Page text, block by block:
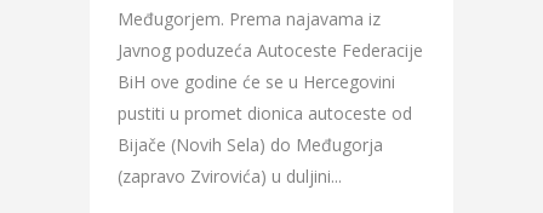
Međugorjem. Prema najavama iz
Javnog poduzeća Autoceste Federacije
BiH ove godine će se u Hercegovini
pustiti u promet dionica autoceste od
Bijače (Novih Sela) do Međugorja
(zapravo Zvirovića) u duljini...